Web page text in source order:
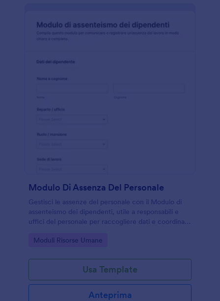
Modulo Di Assenza Del Personale
Gestisci le assenze del personale con il Modulo di
assenteismo dei dipendenti, utile a responsabili e
uffici del personale per raccogliere dati e coordinare
Go to Category:
Moduli Risorse Umane
Usa Template
Anteprima